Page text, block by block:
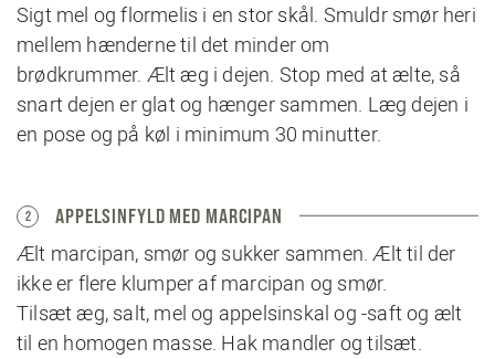
Sigt mel og flormelis i en stor skål. Smuldr smør heri
mellem hænderne til det minder om
brødkrummer. Ælt æg i dejen. Stop med at ælte, så
snart dejen er glat og hænger sammen. Læg dejen i
en pose og på køl i minimum 30 minutter.
2 APPELSINFYLD MED MARCIPAN
Ælt marcipan, smør og sukker sammen. Ælt til der
ikke er flere klumper af marcipan og smør.
Tilsæt æg, salt, mel og appelsinskal og -saft og ælt
til en homogen masse. Hak mandler og tilsæt.